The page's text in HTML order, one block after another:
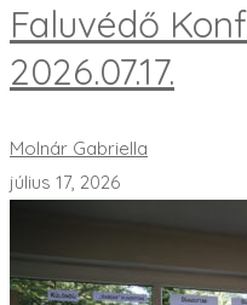
Faluvédő
2026.07.17.
Molnár Gabriella
július 17, 2026